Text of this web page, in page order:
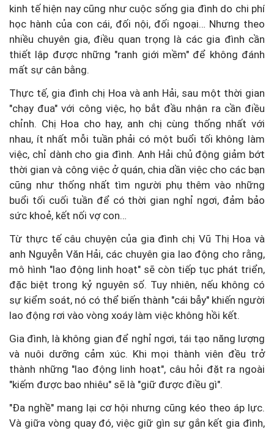
kinh tế hiện nay cũng như cuộc sống gia đình do chi phí
học hành của con cái, đối nội, đối ngoại… Nhưng theo
nhiều chuyên gia, điều quan trọng là các gia đình cần
thiết lập được những "ranh giới mềm" để không đánh
mất sự cân bằng.
Thực tế, gia đình chị Hoa và anh Hải, sau một thời gian
"chạy đua" với công việc, họ bắt đầu nhận ra cần điều
chỉnh. Chị Hoa cho hay, anh chị cùng thống nhất với
nhau, ít nhất mỗi tuần phải có một buổi tối không làm
việc, chỉ dành cho gia đình. Anh Hải chủ động giảm bớt
thời gian và công việc ở quán, chia dần việc cho các bạn
cũng như thống nhất tìm người phụ thêm vào những
buổi tối cuối tuần để có thời gian nghỉ ngơi, đảm bảo
sức khoẻ, kết nối vợ con…
Từ thực tế câu chuyện của gia đình chị Vũ Thị Hoa và
anh Nguyễn Văn Hải, các chuyên gia lao động cho rằng,
mô hình "lao động linh hoạt" sẽ còn tiếp tục phát triển,
đặc biệt trong kỷ nguyên số. Tuy nhiên, nếu không có
sự kiểm soát, nó có thể biến thành "cái bẫy" khiến người
lao động rơi vào vòng xoáy làm việc không hồi kết.
Gia đình, là không gian để nghỉ ngơi, tái tạo năng lượng
và nuôi dưỡng cảm xúc. Khi mọi thành viên đều trở
thành những "lao động linh hoạt", câu hỏi đặt ra ngoài
"kiếm được bao nhiêu" sẽ là "giữ được điều gì".
"Đa nghề" mang lại cơ hội nhưng cũng kéo theo áp lực.
Và giữa vòng quay đó, việc giữ gìn sự gắn kết gia đình,